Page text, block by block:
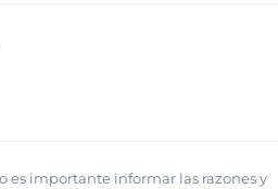
es importante informar las razones y